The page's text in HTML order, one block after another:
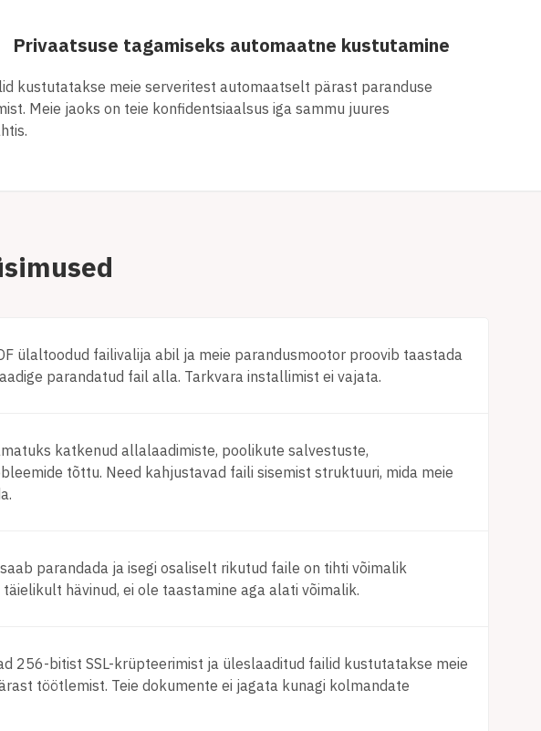
Privaatsuse tagamiseks automaatne kustutamine
kustutatakse meie serveritest automaatselt pärast paranduse
Meie jaoks on teie konfidentsiaalsus iga sammu juures
ülaltoodud failivalija abil ja meie parandusmootor proovib taastada
parandatud fail alla. Tarkvara installimist ei vajata.
katkenud allalaadimiste, poolikute salvestuste,
tõttu. Need kahjustavad faili sisemist struktuuri, mida meie
parandada ja isegi osaliselt rikutud faile on tihti võimalik
hävinud, ei ole taastamine aga alati võimalik.
256-bitist SSL-krüpteerimist ja üleslaaditud failid kustutatakse meie
töötlemist. Teie dokumente ei jagata kunagi kolmandate